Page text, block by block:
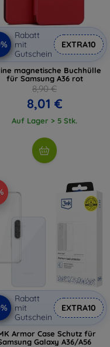
Rabatt
mit
Gutschein
EXTRA10
magnetische Buchhülle
für Samsung A36 rot
8,90 €
8,01 €
Auf Lager > 5 Stk.
Rabatt
mit
Gutschein
EXTRA10
Armor Case Schutz für
Galaxy A36/A56